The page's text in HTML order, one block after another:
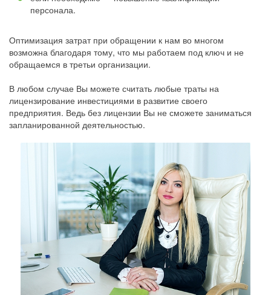
персонала.
Оптимизация затрат при обращении к нам во многом
возможна благодаря тому, что мы работаем под ключ и не
обращаемся в третьи организации.
В любом случае Вы можете считать любые траты на
лицензирование инвестициями в развитие своего
предприятия. Ведь без лицензии Вы не сможете заниматься
запланированной деятельностью.